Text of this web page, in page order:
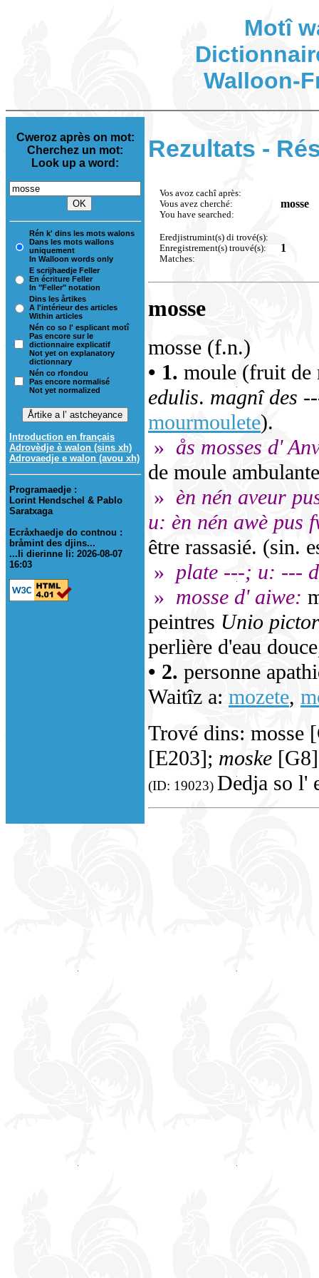
Motî
Walloon-
Cweroz après on mot:
Cherchez un mot:
Look up a word:
Rén k' dins les mots walons
Dans les mots wallons
uniquement
In Walloon words only
E scrijhaedje Feller
En écriture Feller
In "Feller" notation
Dins les årtikes
A l'intérieur des articles
Within articles
Nén co so l' esplicant motî
Pas encore sur le
dictionnaire explicatif
Not yet on explanatory
dictionnary
Nén co rfondou
Pas encore normalisé
Not yet normalized
Introduction en français
Adrovèdje è walon (sins xh)
Adrovaedje e walon (avou xh)
Programaedje :
Lorint Hendschel & Pablo
Saratxaga
Ecråxhaedje do contnou :
bråmint des djins...
...li dierinne li: 2026-08-07
16:03
Rezultats -
Vos avoz cachî après:
Vous avez cherché:
You have searched:
mosse
Eredjistrumint(s) di trové(s):
Enregistrement(s) trouvé(s):
Matches:
1
mosse
mosse (f.n.)
• 1. moule (fruit de
edulis. magnî des
mourmoulete).
» ås mosses d'
de moule
» èn nén aveur
u: èn nén awè pus
être rassasié. (sin.
» plate ---; u: ---
» mosse d' aiwe:
peintres Unio
perlière d'eau
• 2. personne
Waitîz a: mozete,
Trové dins: mosse
[E203]; moske [G8]
(ID: 19023) Dedja so l'